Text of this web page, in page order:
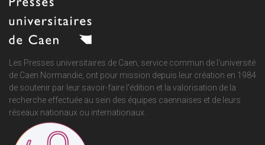
Les Presses universitaires de Caen, service commun de l'université
de Caen Normandie , ont pour mission depuis leur création en 1984
de soutenir par leur savoir-faire l'édition et la valorisation de la
recherche effectuée au sein des équipes caennaises et de leurs
réseaux nationaux ou internationaux.